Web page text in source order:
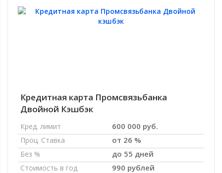
Кредитная карта Промсвязьбанка
Двойной Кэшбэк
Кред. лимит 600 000 руб.
Проц. Ставка от 26 %
Без % до 55 дней
Стоимость в год 990 рублей